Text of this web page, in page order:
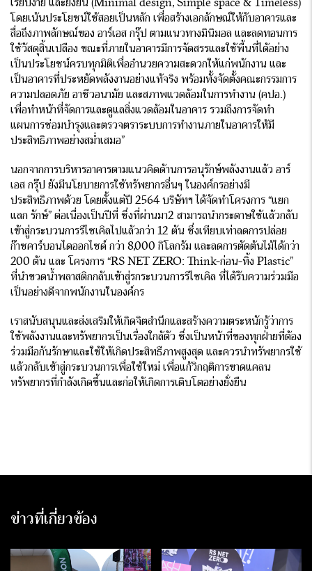
โดยเน้นประโยชน์ใช้สอยเป็นหลัก เพื่อสร้างเอกลักษณ์ให้กับอาคารและ
สื่อถึงภาพลักษณ์ของ อาร์เอส กรุ๊ป ตามแนวทางมินิมอล และลดทอนการ
ใช้วัสดุสิ้นเปลือง ขณะที่ภายในอาคารมีการจัดสรรและใช้พื้นที่ได้อย่าง
เป็นประโยชน์ครบทุกมิติเพื่ออำนวยความสะดวกให้แก่พนักงาน และ
เป็นอาคารที่ประหยัดพลังงานอย่างแท้จริง พร้อมทั้งจัดตั้งคณะกรรมการ
ความปลอดภัย อาชีวอนามัย และสภาพแวดล้อมในการทำงาน (คปอ.)
เพื่อทำหน้าที่จัดการและดูแลสิ่งแวดล้อมในอาคาร รวมถึงการจัดทำ
แผนการซ่อมบำรุงและตรวจตราระบบการทำงานภายในอาคารให้มี
ประสิทธิภาพอย่างสม่ำเสมอ”
นอกจากการบริหารอาคารตามแนวคิดด้านการอนุรักษ์พลังงานแล้ว อาร์
เอส กรุ๊ป ยังมีนโยบายการใช้ทรัพยากรอื่นๆ ในองค์กรอย่างมี
ประสิทธิภาพด้วย โดยตั้งแต่ปี 2564 บริษัทฯ ได้จัดทำโครงการ “แยก
แลก รักษ์” ต่อเนื่องเป็นปีที่ ซึ่งที่ผ่านมา2 สามารถนำกระดาษใช้แล้วกลับ
เข้าสู่กระบวนการรีไซเคิลไปแล้วกว่า 12 ตัน ซึ่งเทียบเท่าลดการปล่อย
ก๊าซคาร์บอนไดออกไซด์ กว่า 8,000 กิโลกรัม และลดการตัดต้นไม้ได้กว่า
200 ต้น และ โครงการ “RS NET ZERO: Think-ก่อน-ทิ้ง Plastic”
ที่นำขวดน้ำพลาสติกกลับเข้าสู่รกระบวนการรีไซเคิล ที่ได้รับความร่วมมือ
เป็นอย่างดีจากพนักงานในองค์กร
เราสนับสนุนและส่งเสริมให้เกิดจิตสำนึกและสร้างความตระหนักรู้ว่าการ
ใช้พลังงานและทรัพยากรเป็นเรื่องใกล้ตัว ซึ่งเป็นหน้าที่ของทุกฝ่ายที่ต้อง
ร่วมมือกันรักษาและใช้ให้เกิดประสิทธืภาพสูงสุด และควรนำทรัพยากรใช้
แล้วกลับเข้าสู่กระบวนการเพื่อใช้ใหม่ เพื่อแก้วิกฤติการขาดแคลน
ทรัพยากรที่กำลังเกิดขึ้นและก่อให้เกิดการเติบโตอย่างยั่งยืน
ข่าวที่เกี่ยวข้อง